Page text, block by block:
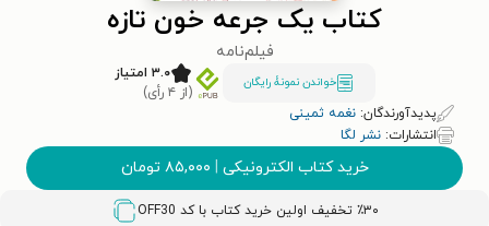
کتاب یک جرعه خون تازه
فیلم‌نامه
خواندن نمونۀ رایگان
۳.۰ امتیاز
(از ۴ رأی)
پدیدآورندگان: نغمه ثمینی
انتشارات: نشر لگا
خرید کتاب الکترونیکی | ۸۵,۰۰۰ تومان
٪۳۰ تخفیف اولین خرید کتاب با کد OFF30